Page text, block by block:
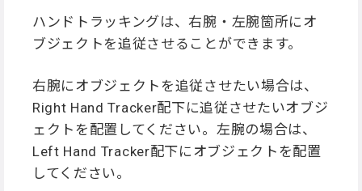
ハンドトラッキングは、右腕・左腕箇所にオ
ブジェクトを追従させることができます。
右腕にオブジェクトを追従させたい場合は、
Right Hand Tracker配下に追従させたいオブジ
ェクトを配置してください。左腕の場合は、
Left Hand Tracker配下にオブジェクトを配置
してください。